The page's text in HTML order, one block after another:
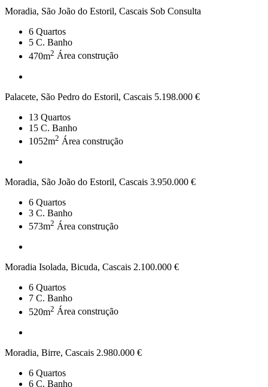
Moradia, São João do Estoril, Cascais Sob Consulta
6 Quartos
5 C. Banho
470m2 Área construção
Palacete, São Pedro do Estoril, Cascais 5.198.000 €
13 Quartos
15 C. Banho
1052m2 Área construção
Moradia, São João do Estoril, Cascais 3.950.000 €
6 Quartos
3 C. Banho
573m2 Área construção
Moradia Isolada, Bicuda, Cascais 2.100.000 €
6 Quartos
7 C. Banho
520m2 Área construção
Moradia, Birre, Cascais 2.980.000 €
6 Quartos
6 C. Banho